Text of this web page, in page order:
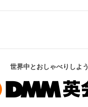
世界中とおしゃべりしよう